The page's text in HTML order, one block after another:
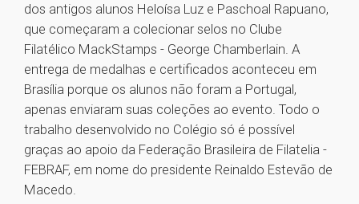
dos antigos alunos Heloísa Luz e Paschoal Rapuano,
que começaram a colecionar selos no Clube
Filatélico MackStamps - George Chamberlain. A
entrega de medalhas e certificados aconteceu em
Brasília porque os alunos não foram a Portugal,
apenas enviaram suas coleções ao evento. Todo o
trabalho desenvolvido no Colégio só é possível
graças ao apoio da Federação Brasileira de Filatelia -
FEBRAF, em nome do presidente Reinaldo Estevão de
Macedo.